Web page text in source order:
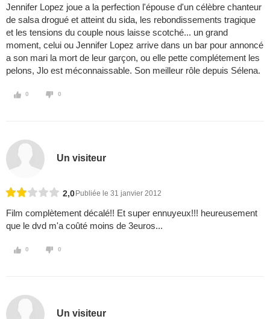
Jennifer Lopez joue a la perfection l'épouse d'un célèbre chanteur
de salsa drogué et atteint du sida, les rebondissements tragique
et les tensions du couple nous laisse scotché... un grand
moment, celui ou Jennifer Lopez arrive dans un bar pour annoncé
a son mari la mort de leur garçon, ou elle pette complétement les
pelons, Jlo est méconnaissable. Son meilleur rôle depuis Sélena.
0 0
Un visiteur
2,0 Publiée le 31 janvier 2012
Film complètement décalé!! Et super ennuyeux!!! heureusement
que le dvd m'a coûté moins de 3euros...
0 0
Un visiteur